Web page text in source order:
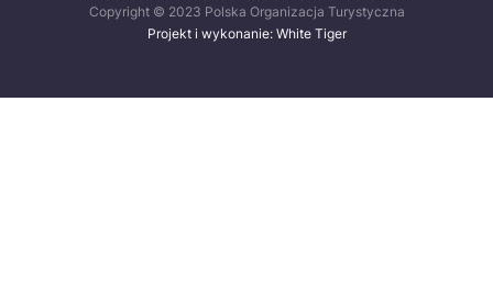
Copyright © 2023 Polska Organizacja Turystyczna
Projekt i wykonanie: White Tiger